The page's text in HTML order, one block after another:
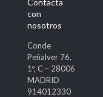
Contacta
con
nosotros
Conde
Peñalver 76,
1º, C – 28006
MADRID
914012330